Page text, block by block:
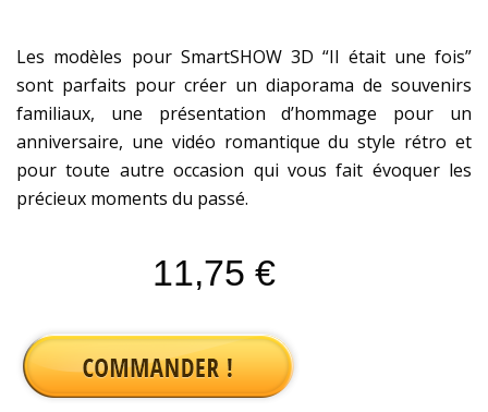
Les modèles pour SmartSHOW 3D “Il était une fois”
sont parfaits pour créer un diaporama de souvenirs
familiaux, une présentation d’hommage pour un
anniversaire, une vidéo romantique du style rétro et
pour toute autre occasion qui vous fait évoquer les
précieux moments du passé.
11,75 €